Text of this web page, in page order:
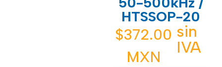
HTSSOP-20
$372.00
MXN
sin
IVA